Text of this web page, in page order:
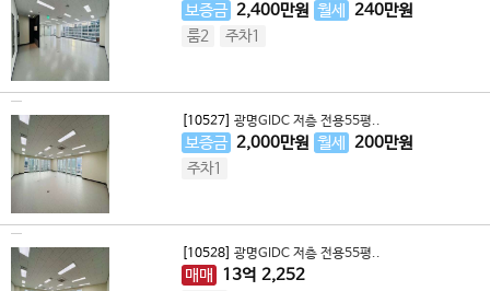
보증금 2,400만원 월세 240만원
룸2 주차1
[10527] 광명GIDC 저층 전용55평..
보증금 2,000만원 월세 200만원
주차1
[10528] 광명GIDC 저층 전용55평..
매매 13억 2,252